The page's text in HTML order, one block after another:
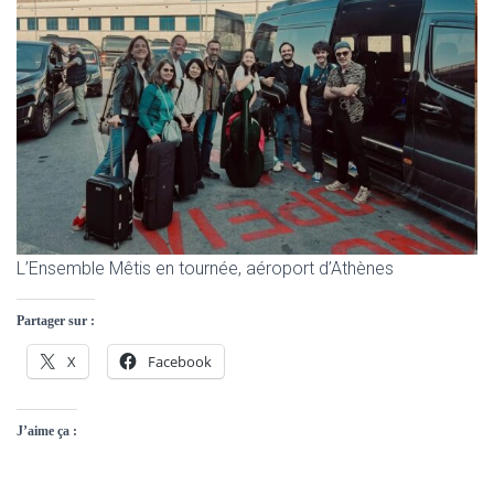
L’Ensemble Mêtis en tournée, aéroport d’Athènes
Partager sur :
X Facebook
J’aime ça :